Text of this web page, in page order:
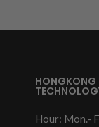
HONGKONG
Hour: Mon.-